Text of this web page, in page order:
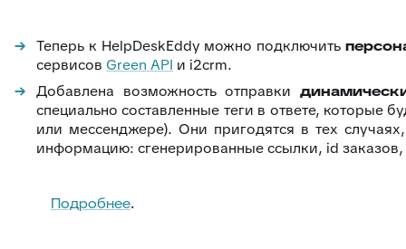
Теперь к HelpDeskEddy можно подключить
сервисов Green API и i2crm.
Добавлена возможность отправки
специально составленные теги в ответе, которые
или мессенджере). Они пригодятся в тех
информацию: сгенерированные ссылки, id
Подробнее.